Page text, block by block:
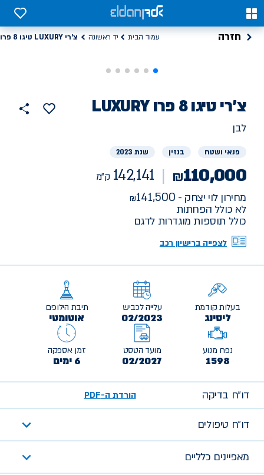
0
0
חזרה עמוד הבית יד ראשונה צ'רי LUXURY טיגו 8 פרו
רכב
יד
צ'ריLUXURY טיגו 8 פרו
142141
הוסף
למועדפים
לבן
פנאי ושטח בנזין שנת 2023
₪110,000
142,141 ק"מ
מחירון לוי יצחק - 141,500
לא כולל הפחתות
כולל תוספות מוגדרות לדגם
לצפייה ברישיון רכב
בעלות קודמת
ליסינג
עלייה לכביש
02/2023
תיבת הילוכים
אוטומטי
נפח מנוע
1598
מועד הטסט
02/2027
זמן אספקה
6 ימים
דו״ח בדיקה הורדת ה-PDF
דו״ח טיפולים
מאפיינים כלליים